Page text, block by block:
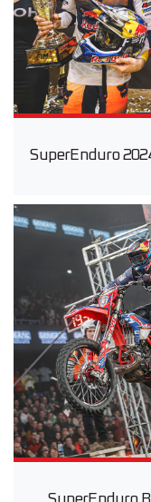
SuperEnduro